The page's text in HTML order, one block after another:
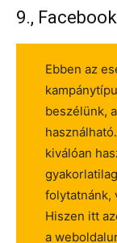
9.,
Ebben az
beszélünk,
kiválóan
folytatnánk,
Hiszen itt
a